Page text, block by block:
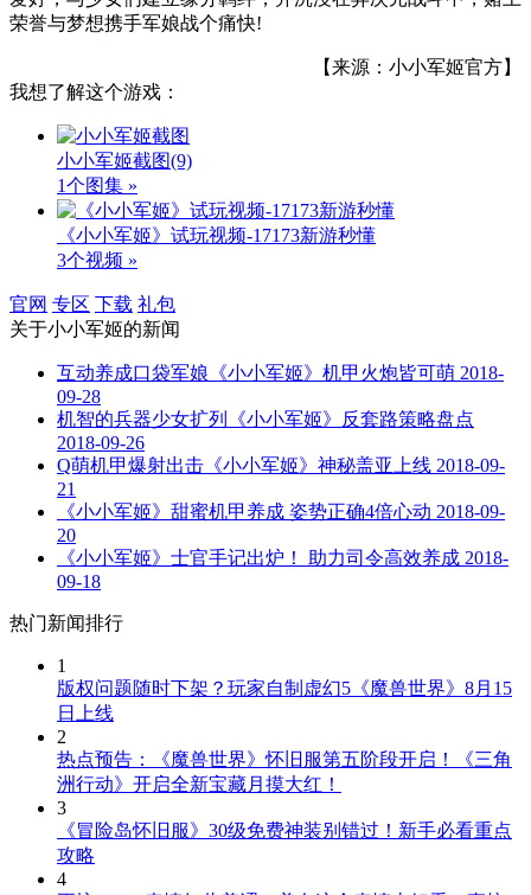
荣誉与梦想携手军娘战个痛快!
【来源：小小军姬官方】
我想了解这个游戏：
小小军姬截图(9)
1个图集 »
《小小军姬》试玩视频-17173新游秒懂
3个视频 »
官网 专区 下载 礼包
关于小小军姬的新闻
互动养成口袋军娘《小小军姬》机甲火炮皆可萌 2018-
09-28
机智的兵器少女扩列《小小军姬》反套路策略盘点
2018-09-26
Q萌机甲爆射出击《小小军姬》神秘盖亚上线 2018-09-
21
《小小军姬》甜蜜机甲养成 姿势正确4倍心动 2018-09-
20
《小小军姬》士官手记出炉！ 助力司令高效养成 2018-
09-18
热门新闻排行
1
版权问题随时下架？玩家自制虚幻5《魔兽世界》8月15
日上线
2
热点预告：《魔兽世界》怀旧服第五阶段开启！《三角
洲行动》开启全新宝藏月摸大红！
3
《冒险岛怀旧服》30级免费神装别错过！新手必看重点
攻略
4